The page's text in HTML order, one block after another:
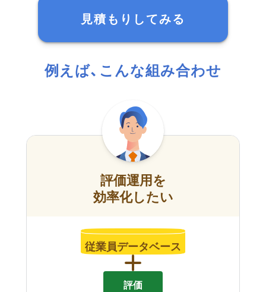
見積もりしてみる
例えば、こんな組み合わせ
評価運用を
効率化したい
従業員データベース
評価